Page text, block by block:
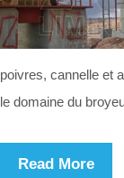
poivres, cannelle et
le domaine du
Read More